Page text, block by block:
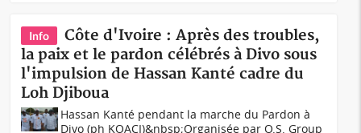
Info
Côte d'Ivoire : Après des troubles,
la paix et le pardon célébrés à Divo sous
l'impulsion de Hassan Kanté cadre du
Loh Djiboua
Hassan Kanté pendant la marche du Pardon à
Divo (ph KOACI)&nbsp;Organisée par O.S. Group